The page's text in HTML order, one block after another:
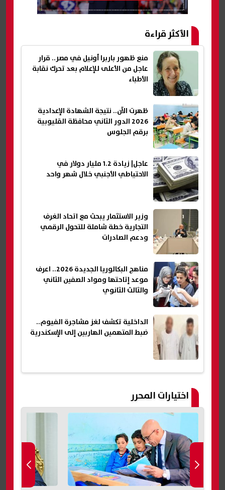
الأكثر قراءة
منع ظهور باربرا أونيل في مصر.. قرار
عاجل من الأعلى للإعلام بعد تحرك نقابة
الأطباء
ظهرت الآن.. نتيجة الشهادة الإعدادية
2026 الدور الثاني محافظة القليوبية
برقم الجلوس
عاجل| زيادة 1.2 مليار دولار في
الاحتياطي الأجنبي خلال شهر واحد
وزير الاستثمار يبحث مع اتحاد الغرف
التجارية خطة شاملة للتحول الرقمي
ودعم الصادرات
مناهج البكالوريا الجديدة 2026.. اعرف
موعد إتاحتها ومواد الصفين الثاني
والثالث الثانوي
الداخلية تكشف لغز مشاجرة الفيوم..
ضبط المتهمين الهاربين إلى الإسكندرية
اختيارات المحرر